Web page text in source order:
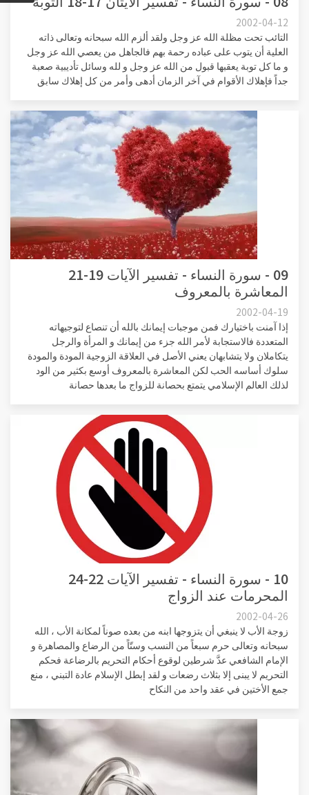
2002-04-12
التائب تحت مظلة الله عز وجل ولقد ألزم الله سبحانه وتعالى ذاته
العلية أن يتوب على عباده رحمة بهم فالجاهل من يعصي الله عز وجل
و ما كل توبة يعقبها قبول من الله عز وجل و لله وسائل تأديبية صعبة
جداً فإهلاك الأقوام في آخر الزمان أدهى وأمر من كل إهلاك سابق
09 - سورة النساء - تفسير الآيات 19-21
المعاشرة بالمعروف
2002-04-19
إذا آمنت باختيارك فمن موجبات إيمانك بالله أن تنصاع لتوجيهاته
المتعددة فالاستجابة لأمر الله جزء من إيمانك و المرأة والرجل
يتكاملان ولا يتشابهان يعني الأصل في العلاقة الزوجية المودة والمودة
سلوك أساسه الحب لكن المعاشرة بالمعروف أوسع بكثير من الود
لذلك العالم الإسلامي يتمتع بحصانة للزواج ما بعدها حصانة
10 - سورة النساء - تفسير الآيات 22-24
المحرمات عند الزواج
2002-04-26
زوجة الأب لا ينبغي أن يتزوجها ابنه من بعده صوناً لمكانة الأب ، الله
سبحانه وتعالى حرم سبعاً من النسب وستّاً من الرضاع والمصاهرة و
الإمام الشافعي عدَّ شرطين لوقوع أحكام التحريم بالرضاعة فحكم
التحريم لا يبنى إلا بثلاث رضعات و لقد إبطل الإسلام عادة التبني ، منع
جمع الأختين في عقد واحد من النكاح